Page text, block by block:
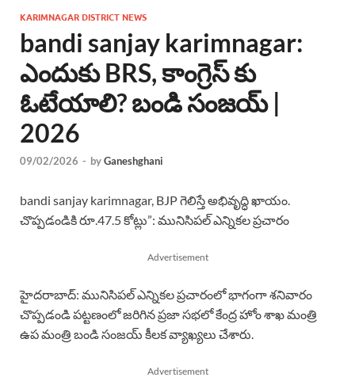
తెలుగు వార్తలు , బ్రేకింగ్ న్యూస్ తెలుగులో , తెలంగాణ లో తాజా అప్‌డేట్స్ ,
తెలుగు న్యూస్ పేపర్
KARIMNAGAR DISTRICT NEWS
bandi sanjay karimnagar:
ఎందుకు BRS, కాంగ్రెస్ కు
ఓటేయాలి? బండి సంజయ్ |
2026
09/02/2026 - byGaneshghani
bandi sanjay karimnagar, BJP గెలిస్తే అభివృద్ధి ఖాయం.
చొప్పడండికి రూ.47.5 కోట్లు”: మునిసిపల్ ఎన్నికల ప్రచారం
Advertisement
హైదరాబాద్: మునిసిపల్ ఎన్నికల ప్రచారంలో భాగంగా శనివారం
చొప్పడండి పట్టణంలో జరిగిన ప్రజా సభలో కేంద్ర హోం శాఖ మంత్రి
ఉప మంత్రి బండి సంజయ్ కీలక వ్యాఖ్యలు చేశారు.
Advertisement